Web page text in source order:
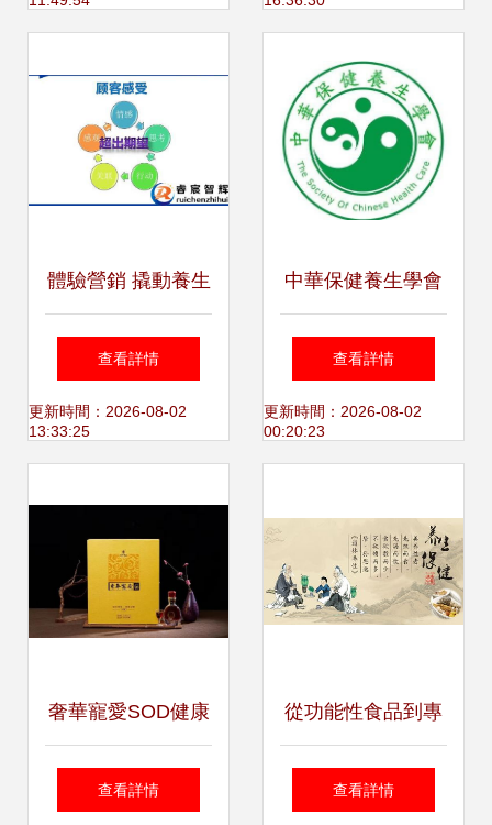
體驗營銷 撬動養生
保健市場的新引擎
查看詳情
更新時間：2026-08-02
13:33:25
中華保健養生學會
守護健康，傳遞智
慧
查看詳情
更新時間：2026-08-02
00:20:23
奢華寵愛SOD健康
養生酒 開啟精致養
查看詳情
從功能性食品到專
業服務 現代養生保
查看詳情